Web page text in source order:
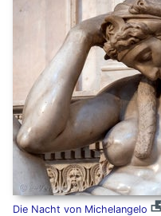
Die Nacht von Michelangelo